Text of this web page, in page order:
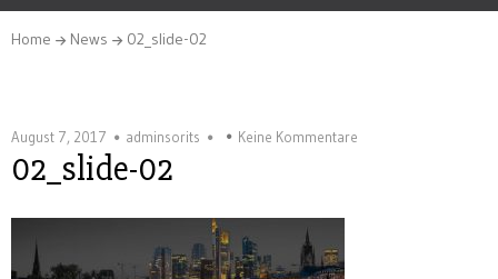
Home News 02_slide-02
August 7, 2017 adminsorits Keine Kommentare
02_slide-02